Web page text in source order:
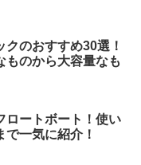
クのおすすめ30選！
ものから大容量なも
ロートボート！使い
で一気に紹介！